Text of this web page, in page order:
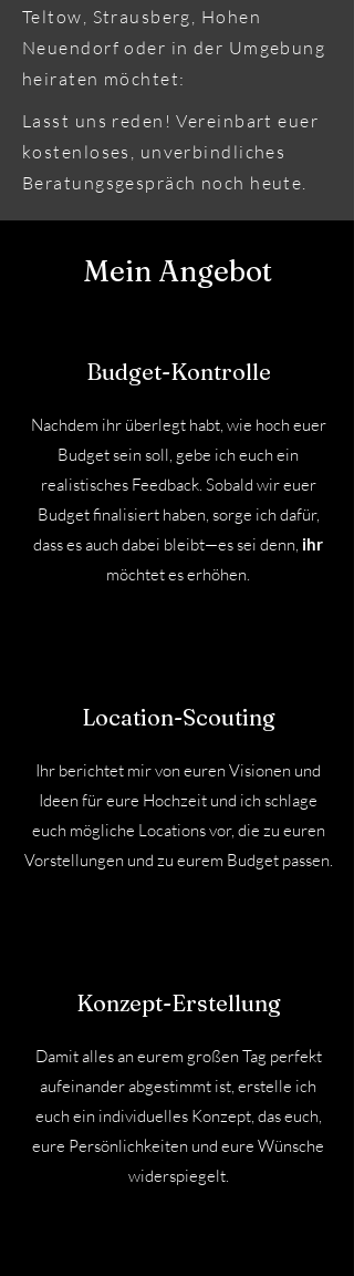
Teltow, Strausberg, Hohen
Neuendorf oder in der Umgebung
heiraten möchtet:
Lasst uns reden! Vereinbart euer
kostenloses, unverbindliches
Beratungsgespräch noch heute.
Mein Angebot
Budget-Kontrolle
Nachdem ihr überlegt habt, wie hoch euer
Budget sein soll, gebe ich euch ein
realistisches Feedback. Sobald wir euer
Budget finalisiert haben, sorge ich dafür,
dass es auch dabei bleibt—es sei denn, ihr
möchtet es erhöhen.
Location-Scouting
Ihr berichtet mir von euren Visionen und
Ideen für eure Hochzeit und ich schlage
euch mögliche Locations vor, die zu euren
Vorstellungen und zu eurem Budget passen.
Konzept-Erstellung
Damit alles an eurem großen Tag perfekt
aufeinander abgestimmt ist, erstelle ich
euch ein individuelles Konzept, das euch,
eure Persönlichkeiten und eure Wünsche
widerspiegelt.